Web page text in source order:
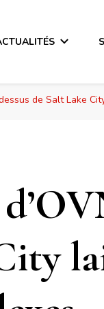
de Salt Lake